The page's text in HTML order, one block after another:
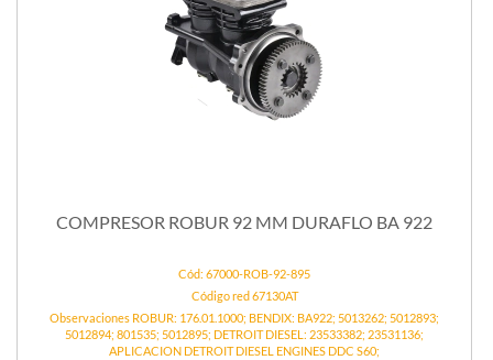
COMPRESOR ROBUR 92 MM DURAFLO BA 922
Cód: 67000-ROB-92-895
Código red 67130AT
Observaciones ROBUR: 176.01.1000; BENDIX: BA922; 5013262; 5012893;
5012894; 801535; 5012895; DETROIT DIESEL: 23533382; 23531136;
APLICACION DETROIT DIESEL ENGINES DDC S60;